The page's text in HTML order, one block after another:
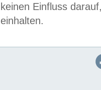
keinen Einfluss
einhalten.